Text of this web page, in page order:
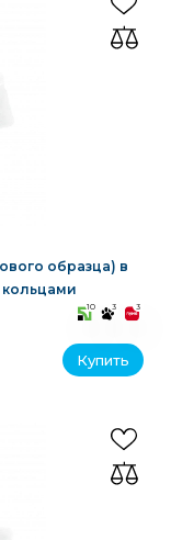
образца) в
кольцами
10 3 3
Купить